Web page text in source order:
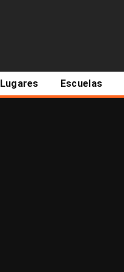
Lugares Escuelas